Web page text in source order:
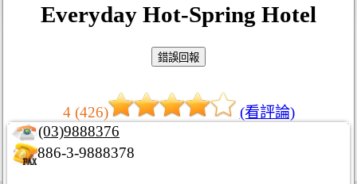
Everyday Hot-Spring Hotel
4 (426)
(看評論)
(03)9888376
886-3-9888378